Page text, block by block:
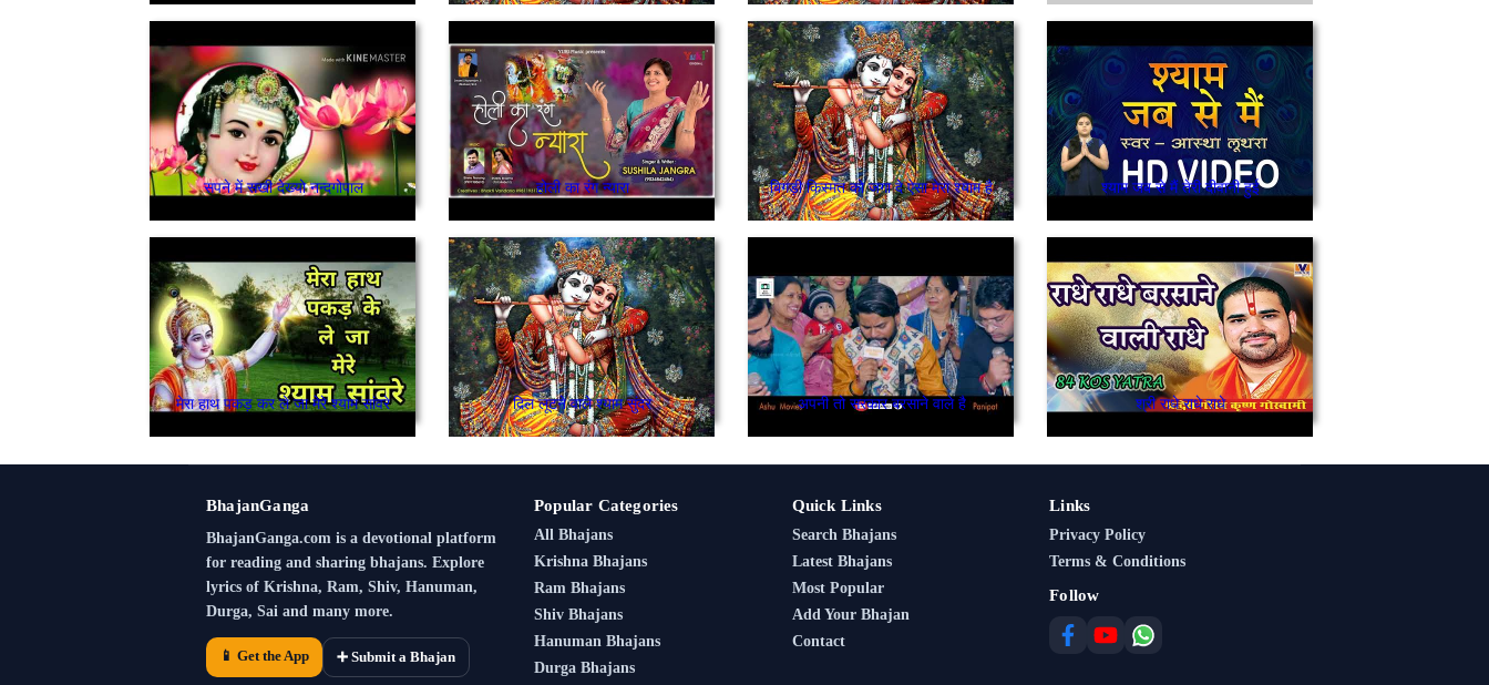
सपने में सखी देख्यो नन्दगोपाल होली का रंग न्यारा बिगड़ी किस्मत को जगा दे ऐसा मेरा श्याम है श्याम जब से मैं तेरी दीवानी हुई
मेरा हाथ पकड़ कर ले जा मेरे श्याम सांवरे दिल लूटने वाले श्याम सुंदर अपनी तो सरकार बरसाने वाले है श्री राधे राधे राधे
BhajanGanga
BhajanGanga.com is a devotional platform
for reading and sharing bhajans. Explore
lyrics of Krishna, Ram, Shiv, Hanuman,
Durga, Sai and many more.
📱 Get the App ➕ Submit a Bhajan
Popular Categories
All Bhajans
Krishna Bhajans
Ram Bhajans
Shiv Bhajans
Hanuman Bhajans
Durga Bhajans
Quick Links
Search Bhajans
Latest Bhajans
Most Popular
Add Your Bhajan
Contact
Links
Privacy Policy
Terms & Conditions
Follow